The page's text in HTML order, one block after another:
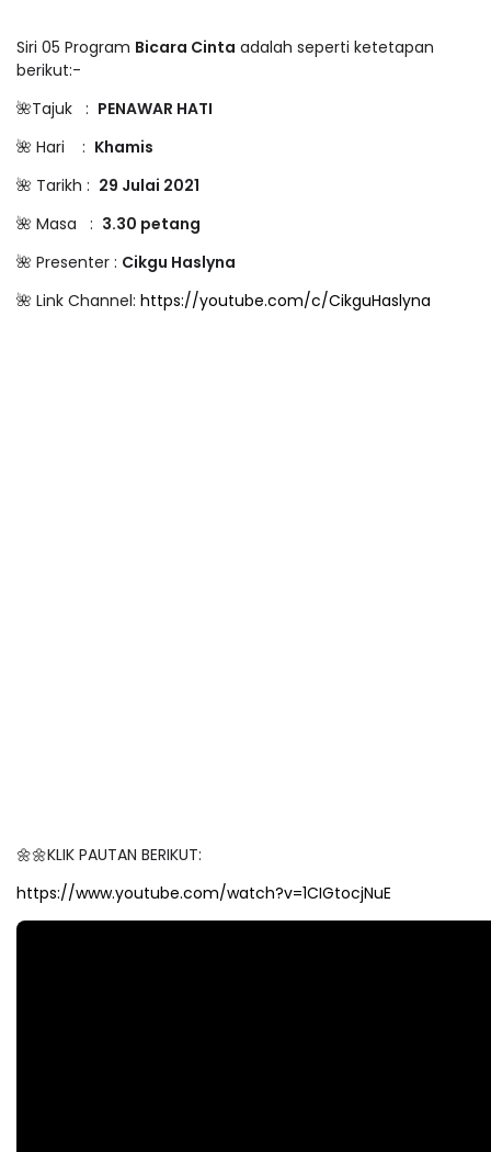
Siri 05 Program Bicara Cinta adalah seperti ketetapan
berikut:-
🌺Tajuk : PENAWAR HATI
🌺 Hari : Khamis
🌺 Tarikh : 29 Julai 2021
🌺 Masa : 3.30 petang
🌺 Presenter : Cikgu Haslyna
🌺 Link Channel: https://youtube.com/c/CikguHaslyna
🌼🌼KLIK PAUTAN BERIKUT:
https://www.youtube.com/watch?v=1CIGtocjNuE